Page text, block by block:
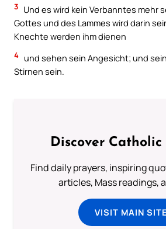
3 Und es wird kein Verbanntes mehr
Gottes und des Lammes wird darin
Knechte werden ihm dienen
4 und sehen sein Angesicht; und
Stirnen sein.
Discover Catholic
Find daily prayers, inspiring
articles, Mass readings,
VISIT MAIN SITE